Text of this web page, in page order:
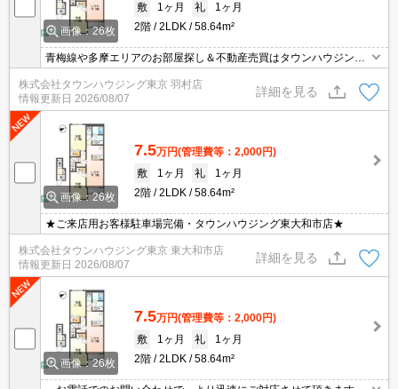
画像：26枚
敷
1ヶ月 礼
1ヶ月
2階
2LDK 58.64m²
青梅線や多摩エリアのお部屋探し＆不動産売買はタウンハウジング
羽村店にお任せを！ご来店時無料駐車場ご用意あります！
株式会社タウンハウジング東京 羽村店
情報更新日 2026/08/07
詳細を見る
画像：26枚
7.5万円(管理費等：2,000円)
敷
1ヶ月 礼
1ヶ月
2階
2LDK 58.64m²
★ご来店用お客様駐車場完備・タウンハウジング東大和市店★
株式会社タウンハウジング東京 東大和市店
情報更新日 2026/08/07
詳細を見る
画像：26枚
7.5万円(管理費等：2,000円)
敷
1ヶ月 礼
1ヶ月
2階
2LDK 58.64m²